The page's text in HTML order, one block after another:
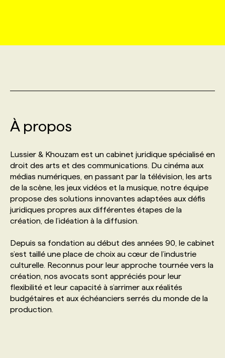
INITIATIVES NUMÉRIQUES
PRIX ET DISTINCTIONS
TENDANCES
MARKETING DURABLE
ÉVÉNEMENTIEL
NOS AUTEUR‧RICES
ANNONCEZ AVEC NOUS
PROFIL ENTREPRISE
FAQ
ANNONCEZ AVEC NOUS
PROFIL CANDIDAT
ANNONCEZ AVEC NOUS
NOS PARCOURS DE FORMATIONS
FORMATIONS PERSONNALISÉES
NOS FORMATEUR‧RICES
POURQUOI CHOISIR NOS FORMATIONS
NOS TARIFS
PROGRAMMES DE SUBVENTIONS
FAQ
ANNONCEZ AVEC NOUS
SERVICE DE CHASSE DE TÊTE
NOS TARIFS
NOS EXPERTISES
FAQ
ANNONCEZ AVEC NOUS
À propos
Lussier & Khouzam est un cabinet juridique spécialisé en
droit des arts et des communications. Du cinéma aux
médias numériques, en passant par la télévision, les arts
de la scène, les jeux vidéos et la musique, notre équipe
propose des solutions innovantes adaptées aux défis
juridiques propres aux différentes étapes de la
création, de l’idéation à la diffusion.
Depuis sa fondation au début des années 90, le cabinet
s’est taillé une place de choix au cœur de l’industrie
culturelle. Reconnus pour leur approche tournée vers la
création, nos avocats sont appréciés pour leur
flexibilité et leur capacité à s’arrimer aux réalités
budgétaires et aux échéanciers serrés du monde de la
production.